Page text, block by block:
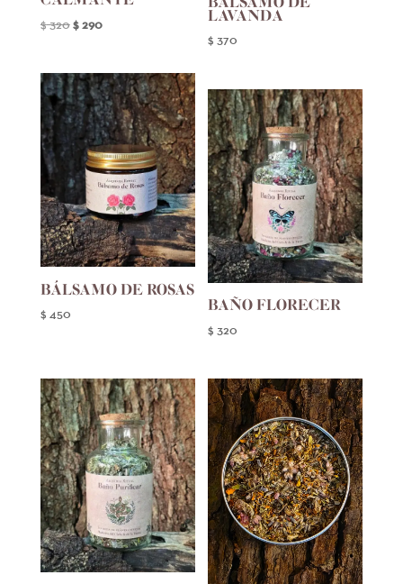
$320El
original
era:
$ 320.
$290El
actual
es:
$ 290.
LAVANDA
$ 370
BÁLSAMO DE ROSAS
$ 450
BAÑO FLORECER
$ 320